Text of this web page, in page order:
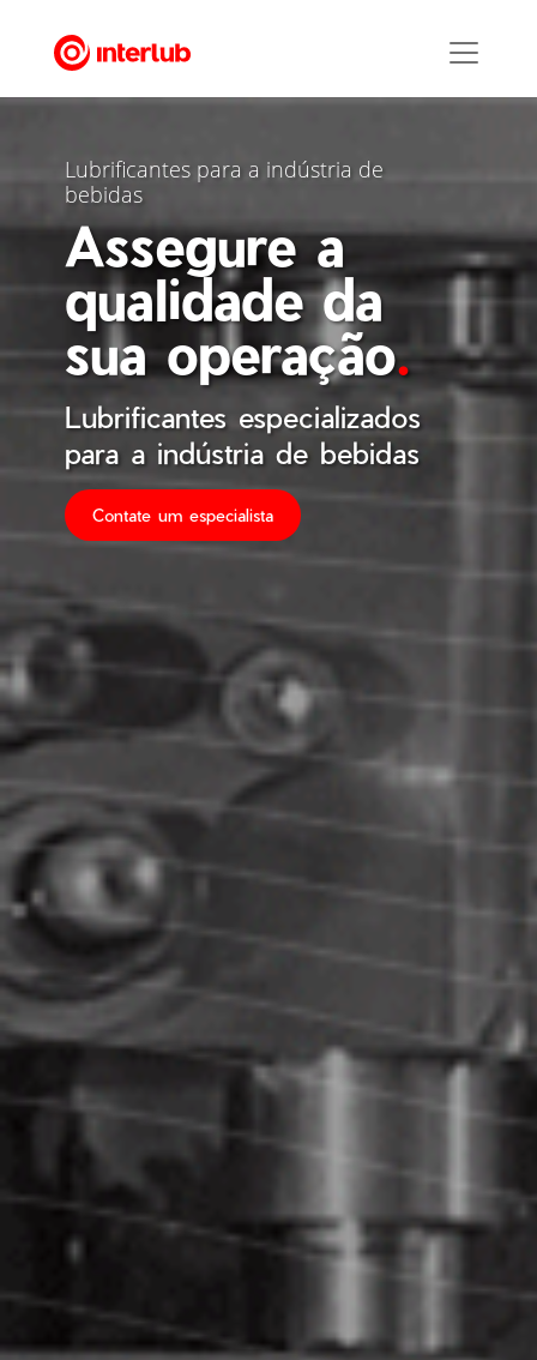
Lubrificantes para a indústria de
bebidas
Assegure a
qualidade da
sua operação.
Lubrificantes especializados
para a indústria de bebidas
Contate um especialista